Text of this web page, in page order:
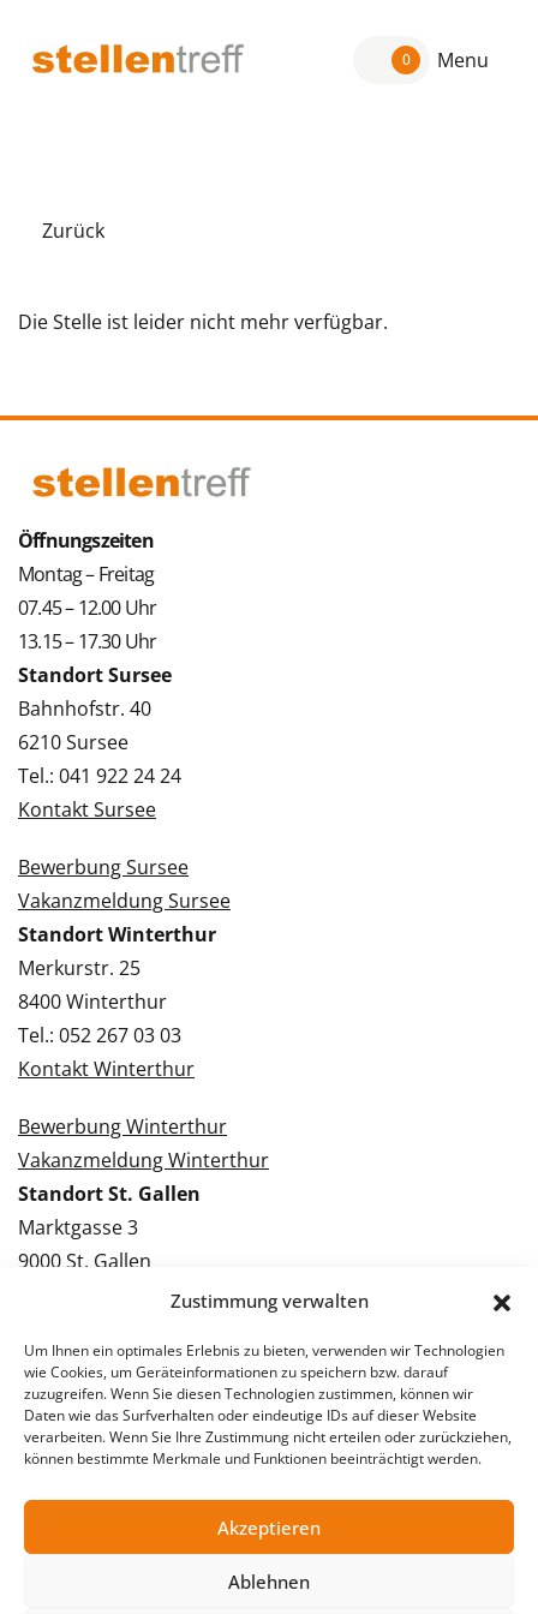
Zustimmung verwalten
Um Ihnen ein optimales Erlebnis zu bieten, verwenden wir Technologien
wie Cookies, um Geräteinformationen zu speichern bzw. darauf
zuzugreifen. Wenn Sie diesen Technologien zustimmen, können wir
Daten wie das Surfverhalten oder eindeutige IDs auf dieser Website
verarbeiten. Wenn Sie Ihre Zustimmung nicht erteilen oder zurückziehen,
können bestimmte Merkmale und Funktionen beeinträchtigt werden.
Akzeptieren
Ablehnen
0 Menu
Zurück
Die Stelle ist leider nicht mehr verfügbar.
Öffnungszeiten
Montag – Freitag
07.45 – 12.00 Uhr
13.15 – 17.30 Uhr
Standort Sursee
Bahnhofstr. 40
6210 Sursee
Tel.: 041 922 24 24
Kontakt Sursee
Bewerbung Sursee
Vakanzmeldung Sursee
Standort Winterthur
Merkurstr. 25
8400 Winterthur
Tel.: 052 267 03 03
Kontakt Winterthur
Bewerbung Winterthur
Vakanzmeldung Winterthur
Standort St. Gallen
Marktgasse 3
9000 St. Gallen
Tel.: 071 228 09 09
Bewerbung St. Gallen
Vakanzmeldung St. Gallen
© 2026 Stellentreff AG